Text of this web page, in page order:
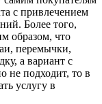
с привлечением
Более того,
образом, что
перемычки,
а вариант с
не подходит, то в
услугу в